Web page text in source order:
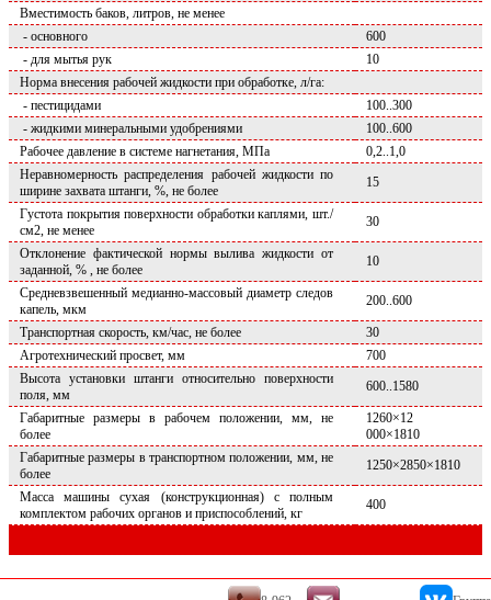
Вместимость баков, литров, не менее
- основного
600
- для мытья рук
10
Норма внесения рабочей жидкости при обработке, л/га:
- пестицидами
100..300
- жидкими минеральными удобрениями
100..600
Рабочее давление в системе нагнетания, МПа
0,2..1,0
Неравномерность распределения рабочей жидкости по
ширине захвата штанги, %, не более
15
Густота покрытия поверхности обработки каплями, шт./
см2, не менее
30
Отклонение фактической нормы вылива жидкости от
заданной, % , не более
10
Средневзвешенный медианно-массовый диаметр следов
капель, мкм
200..600
Транспортная скорость, км/час, не более
30
Агротехнический просвет, мм
700
Высота установки штанги относительно поверхности
поля, мм
600..1580
Габаритные размеры в рабочем положении, мм, не
более
1260×12
000×1810
Габаритные размеры в транспортном положении, мм, не
более
1250×2850×1810
Масса машины сухая (конструкционная) с полным
комплектом рабочих органов и приспособлений, кг
400